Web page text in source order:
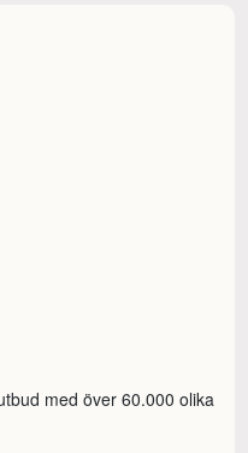
med över 60.000 olika